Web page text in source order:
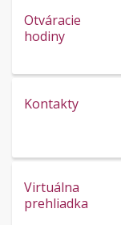
Otváracie
hodiny
Kontakty
Virtuálna
prehliadka